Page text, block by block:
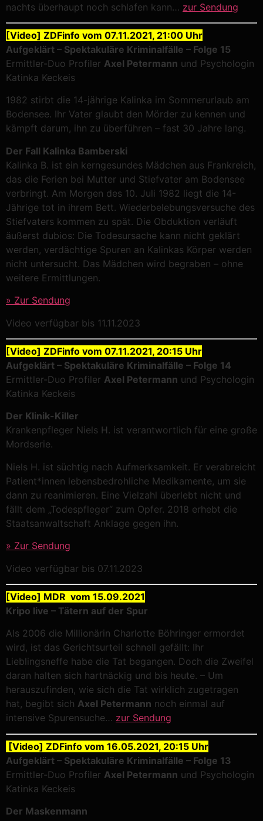
nachts überhaupt noch schlafen kann… zur Sendung
[Video] ZDFinfo vom 07.11.2021, 21:00 Uhr
Aufgeklärt – Spektakuläre Kriminalfälle – Folge 15
Ermittler-Duo Profiler Axel Petermann und Psychologin
Katinka Keckeis
1982 stirbt die 14-jährige Kalinka im Sommerurlaub am
Bodensee. Ihr Vater glaubt den Mörder zu kennen und
kämpft darum, ihn zu überführen – fast 30 Jahre lang.
Der Fall Kalinka Bamberski
Kalinka B. ist ein kerngesundes Mädchen aus Frankreich,
das die Ferien bei Mutter und Stiefvater am Bodensee
verbringt. Am Morgen des 10. Juli 1982 liegt die 14-
Jährige tot in ihrem Bett. Wiederbelebungsversuche des
Stiefvaters kommen zu spät. Die Obduktion verläuft
äußerst dubios: Die Todesursache kann nicht geklärt
werden, verdächtige Spuren an Kalinkas Körper werden
nicht untersucht. Das Mädchen wird begraben – ohne
weitere Ermittlungen.
» Zur Sendung
Video verfügbar bis 11.11.2023
[Video] ZDFinfo vom 07.11.2021, 20:15 Uhr
Aufgeklärt – Spektakuläre Kriminalfälle – Folge 14
Ermittler-Duo Profiler Axel Petermann und Psychologin
Katinka Keckeis
Der Klinik-Killer
Krankenpfleger Niels H. ist verantwortlich für eine große
Mordserie.
Niels H. ist süchtig nach Aufmerksamkeit. Er verabreicht
Patient*innen lebensbedrohliche Medikamente, um sie
dann zu reanimieren. Eine Vielzahl überlebt nicht und
fällt dem „Todespfleger“ zum Opfer. 2018 erhebt die
Staatsanwaltschaft Anklage gegen ihn.
» Zur Sendung
Video verfügbar bis 07.11.2023
[Video] MDR vom 15.09.2021
Kripo live – Tätern auf der Spur
Als 2006 die Millionärin Charlotte Böhringer ermordet
wird, ist das Gerichtsurteil schnell gefällt: Ihr
Lieblingsneffe habe die Tat begangen. Doch die Zweifel
daran halten sich hartnäckig und bis heute. – Um
herauszufinden, wie sich die Tat wirklich zugetragen
hat, begibt sich Axel Petermann noch einmal auf
intensive Spurensuche… zur Sendung
[Video] ZDFinfo vom 16.05.2021, 20:15 Uhr
Aufgeklärt – Spektakuläre Kriminalfälle – Folge 13
Ermittler-Duo Profiler Axel Petermann und Psychologin
Katinka Keckeis
Der Maskenmann